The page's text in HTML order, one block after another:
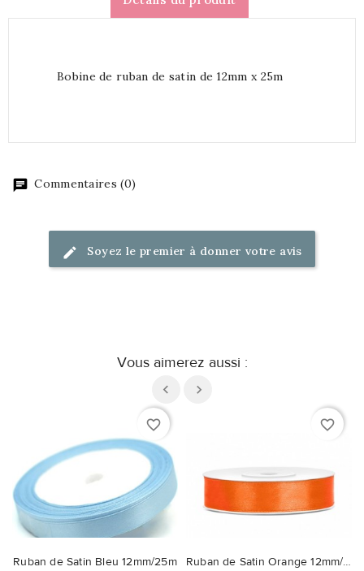
Bobine de ruban de satin de 12mm x 25m
Commentaires (0)
Soyez le premier à donner votre avis
Vous aimerez aussi :
favorite_border
Ruban de Satin Bleu 12mm/25m
favorite_border
Ruban de Satin Orange 12mm/25m